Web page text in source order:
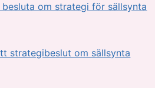
om strategi för sällsynta
strategibeslut om sällsynta